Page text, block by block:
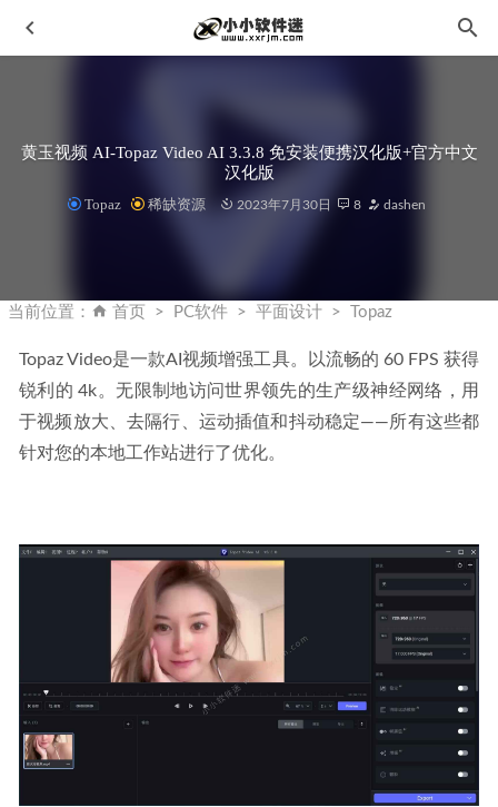
黄玉视频 AI-Topaz Video AI 3.3.8 免安装便携汉化版+官方中文
汉化版
Topaz 稀缺资源 2023年7月30日 8 dashen
当前位置： 首页 PC软件 平面设计 Topaz
Topaz Video是一款AI视频增强工具。以流畅的 60 FPS 获得
锐利的 4k。无限制地访问世界领先的生产级神经网络，用
于视频放大、去隔行、运动插值和抖动稳定——所有这些都
针对您的本地工作站进行了优化。
2021-06-22
02-04
Photoshop 2024 V25.0.0.37 (PS2024) 中文正式版 By monkrus
2023-09-15
完美解码播放器_完美解码_v20221001 官方版